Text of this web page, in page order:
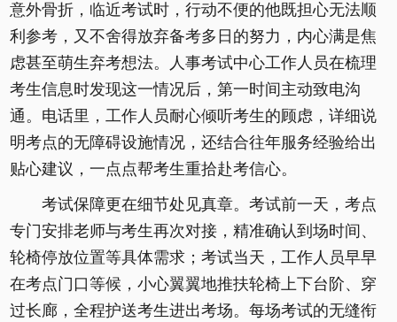
意外骨折，临近考试时，行动不便的他既担心无法顺
利参考，又不舍得放弃备考多日的努力，内心满是焦
虑甚至萌生弃考想法。人事考试中心工作人员在梳理
考生信息时发现这一情况后，第一时间主动致电沟
通。电话里，工作人员耐心倾听考生的顾虑，详细说
明考点的无障碍设施情况，还结合往年服务经验给出
贴心建议，一点点帮考生重拾赴考信心。
考试保障更在细节处见真章。考试前一天，考点
专门安排老师与考生再次对接，精准确认到场时间、
轮椅停放位置等具体需求；考试当天，工作人员早早
在考点门口等候，小心翼翼地推扶轮椅上下台阶、穿
过长廊，全程护送考生进出考场。每场考试的无缝衔